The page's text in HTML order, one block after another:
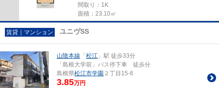
間取り：1K
面積：23.10㎡
賃貸｜マンション ユニヴSS
山陰本線 「 松江 」駅 徒歩33分
「島根大学前」バス停下車 徒歩分
島根県松江市学園 ２丁目15-6
3.85万円